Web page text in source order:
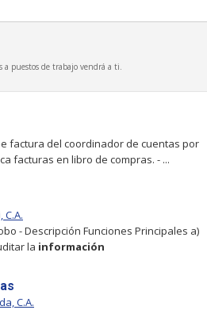
a puestos de trabajo vendrá a ti.
factura del coordinador de cuentas por
facturas en libro de compras. - ...
- Descripción Funciones Principales a)
la información
C.A.